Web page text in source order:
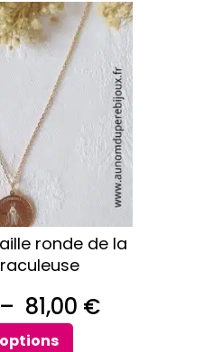
ronde de la
– 81,00 €Plage